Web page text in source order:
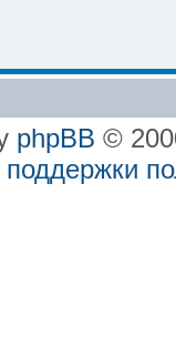
phpBB ©
поддержки